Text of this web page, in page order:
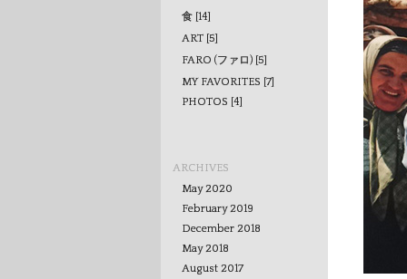
食 [14]
ART [5]
FARO (ファロ) [5]
MY FAVORITES [7]
PHOTOS [4]
ARCHIVES
May 2020
February 2019
December 2018
May 2018
August 2017